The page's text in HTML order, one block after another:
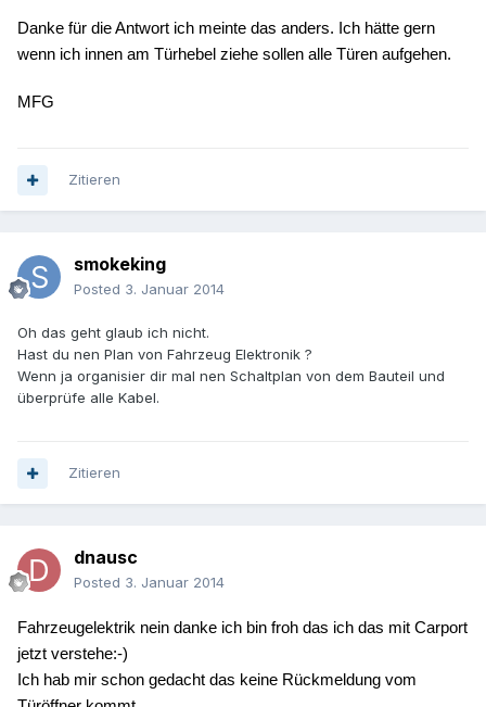
Danke für die Antwort ich meinte das anders. Ich hätte gern
wenn ich innen am Türhebel ziehe sollen alle Türen aufgehen.
MFG
Zitieren
smokeking
Posted 3. Januar 2014
Oh das geht glaub ich nicht.
Hast du nen Plan von Fahrzeug Elektronik ?
Wenn ja organisier dir mal nen Schaltplan von dem Bauteil und
überprüfe alle Kabel.
Zitieren
dnausc
Posted 3. Januar 2014
Fahrzeugelektrik nein danke ich bin froh das ich das mit Carport
jetzt verstehe:-)
Ich hab mir schon gedacht das keine Rückmeldung vom